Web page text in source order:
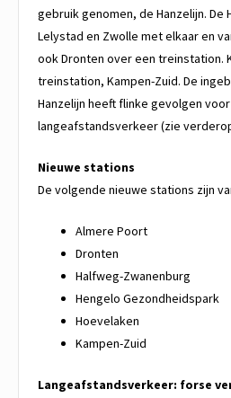
gebruik genomen, de Hanzelijn. De
Lelystad en Zwolle met elkaar en
ook Dronten over een treinstation.
treinstation, Kampen-Zuid. De
Hanzelijn heeft flinke gevolgen
langeafstandsverkeer (zie
Nieuwe stations
De volgende nieuwe stations zijn
Almere Poort
Dronten
Halfweg-Zwanenburg
Hengelo Gezondheidspark
Hoevelaken
Kampen-Zuid
Langeafstandsverkeer: forse